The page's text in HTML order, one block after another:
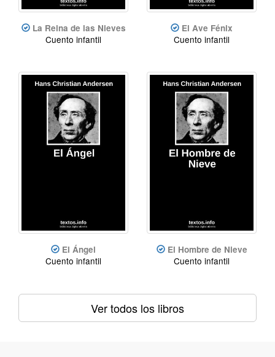
La Reina de las Nieves
Cuento infantil
El Ave Fénix
Cuento infantil
El Ángel
Cuento infantil
El Hombre de Nieve
Cuento infantil
Ver todos los libros